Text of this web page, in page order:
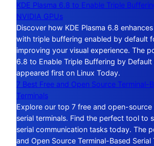
KDE Plasma 6.8 to Enable Triple
NVIDIA GPUs
Discover how KDE Plasma 6.8
with triple buffering enabled by default
improving your visual experience. The
6.8 to Enable Triple Buffering by
appeared first on Linux Today.
7 Best Free and Open Source Terminal-
Terminals
Explore our top 7 free and open-source
serial terminals. Find the perfect tool to
serial communication tasks today. The
and Open Source Terminal-Based Serial